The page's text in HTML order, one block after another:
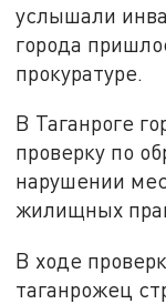
услышали
города
прокуратуре.
В Таганроге
проверку по
нарушении
жилищных
В ходе
таганрожец